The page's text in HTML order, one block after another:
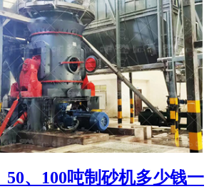
50、100吨制砂机多少钱一